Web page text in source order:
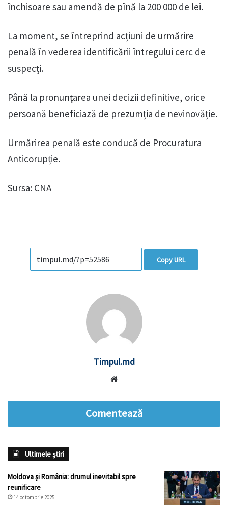
închisoare sau amendă de pînă la 200 000 de lei.
La moment, se întreprind acțiuni de urmărire
penală în vederea identificării întregului cerc de
suspecți.
Până la pronunțarea unei decizii definitive, orice
persoană beneficiază de prezumția de nevinovăție.
Urmărirea penală este conducă de Procuratura
Anticorupție.
Sursa: CNA
Copy URL
Timpul.md
Comentează
Ultimele știri
Moldova și România: drumul inevitabil spre
reunificare
14 octombrie 2025